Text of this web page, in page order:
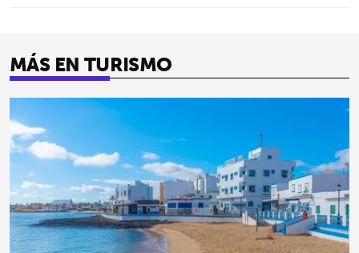
MÁS EN TURISMO